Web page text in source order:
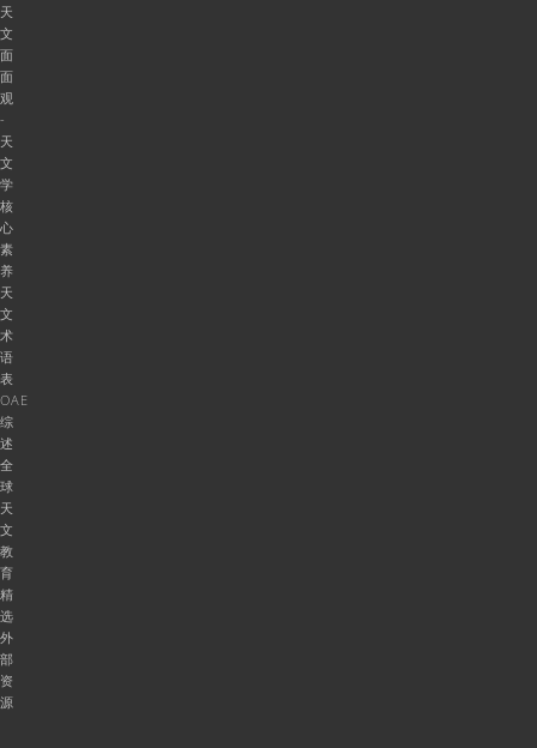
天
文
面
面
观
-
天
文
学
核
心
素
养
天
文
术
语
表
OAE
综
述
全
球
天
文
教
育
精
选
外
部
资
源